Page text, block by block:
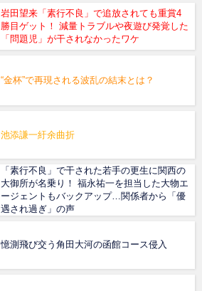
岩田望来「素行不良」で追放されても重賞4
勝目ゲット！ 減量トラブルや夜遊び発覚した
「問題児」が干されなかったワケ
“金杯”で再現される波乱の結末とは？
池添謙一紆余曲折
「素行不良」で干された若手の更生に関西の
大御所が名乗り！ 福永祐一を担当した大物エ
ージェントもバックアップ…関係者から「優
遇され過ぎ」の声
憶測飛び交う角田大河の函館コース侵入